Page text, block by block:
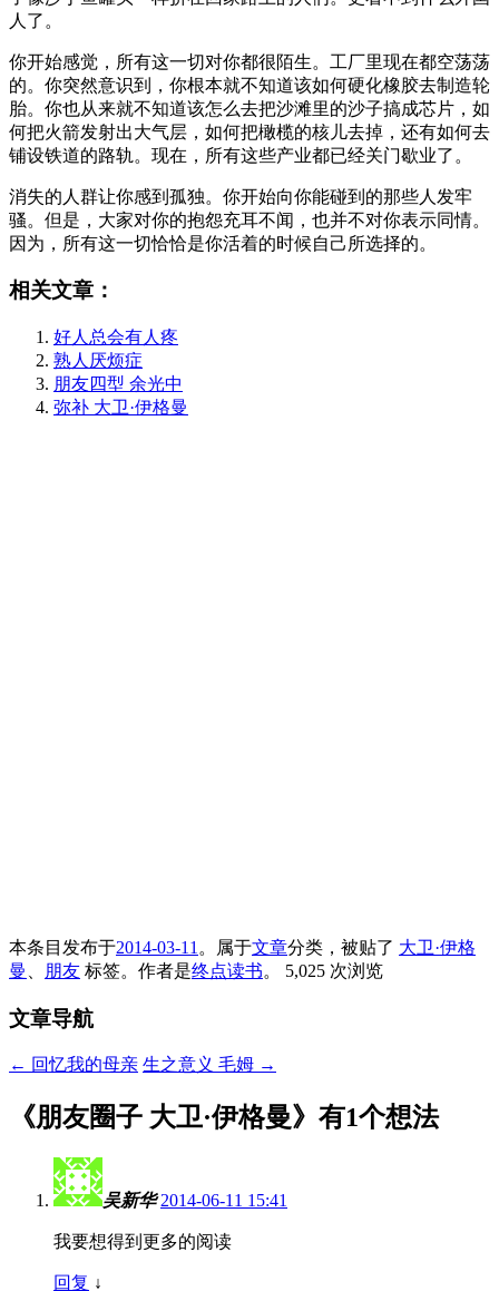
人了。
你开始感觉，所有这一切对你都很陌生。工厂里现在都空荡荡
的。你突然意识到，你根本就不知道该如何硬化橡胶去制造轮
胎。你也从来就不知道该怎么去把沙滩里的沙子搞成芯片，如
何把火箭发射出大气层，如何把橄榄的核儿去掉，还有如何去
铺设铁道的路轨。现在，所有这些产业都已经关门歇业了。
消失的人群让你感到孤独。你开始向你能碰到的那些人发牢
骚。但是，大家对你的抱怨充耳不闻，也并不对你表示同情。
因为，所有这一切恰恰是你活着的时候自己所选择的。
相关文章：
好人总会有人疼
熟人厌烦症
朋友四型 余光中
弥补 大卫·伊格曼
本条目发布于2014-03-11 。属于文章分类，被贴了 大卫·伊格
曼
朋友 标签。 作者是终点读书。 5,025 次浏览
文章导航
← 回忆我的母亲 生之意义 毛姆 →
《朋友圈子 大卫·伊格曼》有1个想法
吴新华 2014-06-11 15:41
我要想得到更多的阅读
回复 ↓